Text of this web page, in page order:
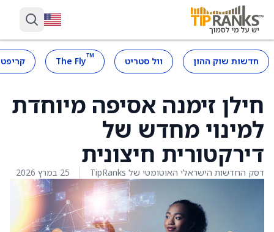
חדשות שוק ההון וול סטריט ™
The Fly
חילן זימנה אסיפה מיוחדת
למינוי מחדש של
דירקטורית חיצונית
דסק החדשות הישראלי האוטומטי של TipRanks 25 במרץ 2026